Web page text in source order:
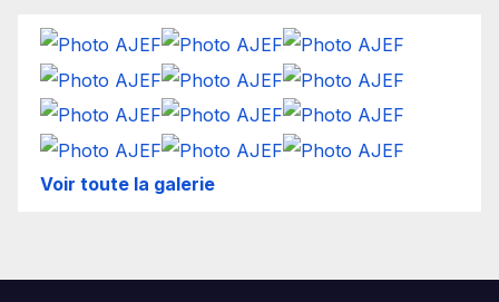
Voir toute la galerie